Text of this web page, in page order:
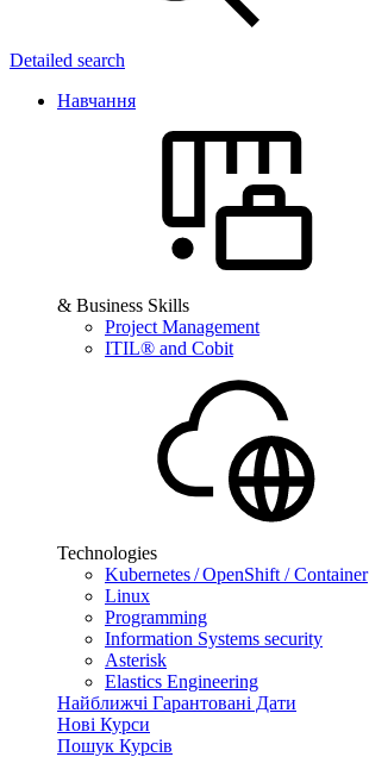
Detailed search
Навчання
& Business Skills
Project Management
ITIL® and Cobit
Technologies
Kubernetes / OpenShift / Container
Linux
Programming
Information Systems security
Asterisk
Elastics Engineering
Найближчі Гарантовані Дати
Нові Курси
Пошук Курсів